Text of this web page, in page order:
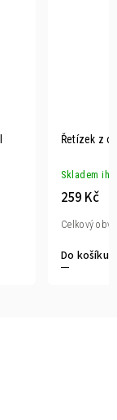
Řetízek z
Skladem
259 Kč
Do košíku
Celkový